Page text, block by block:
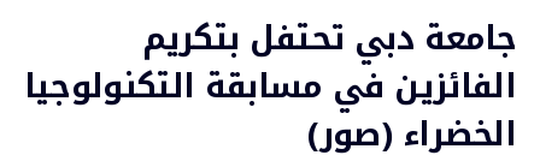
جامعة دبي تحتفل بتكريم
الفائزين في مسابقة التكنولوجيا
الخضراء (صور)